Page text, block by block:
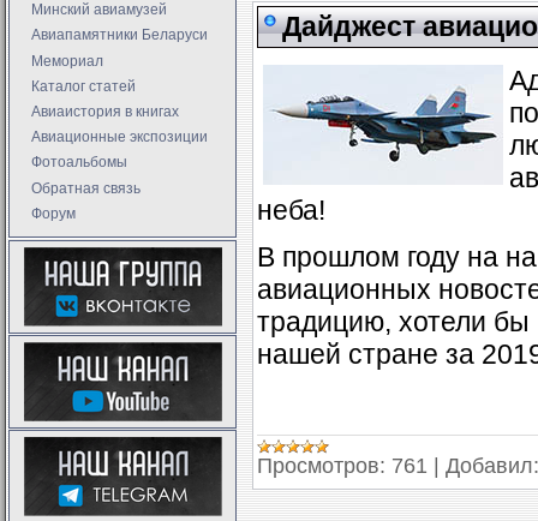
Минский авиамузей
Авиапамятники Беларуси
Мемориал
Каталог статей
Авиаистория в книгах
Авиационные экспозиции
Фотоальбомы
Обратная связь
Форум
Дайджест
неба!
В прошлом году на
авиационных
традицию, хотели бы
нашей стране за
Просмотров: 761 Добавил: